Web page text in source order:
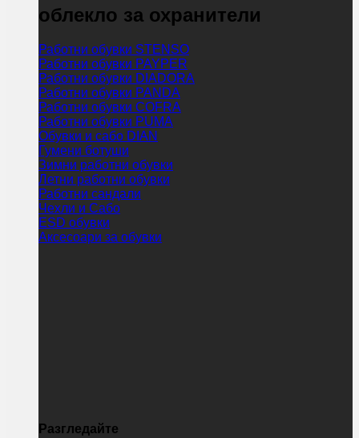
облекло за охранители
Работни обувки STENSO
Работни обувки PAYPER
Работни обувки DIADORA
Работни обувки PANDA
Работни обувки COFRA
Работни обувки PUMA
Обувки и сабо DIAN
Гумени ботуши
Зимни работни обувки
Летни работни обувки
Работни сандали
Чехли и Сабо
ESD обувки
Аксесоари за обувки
Разгледайте